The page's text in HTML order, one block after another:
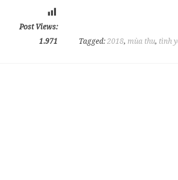
Post Views:
1.971
Tagged: 2018, mùa thu, tình